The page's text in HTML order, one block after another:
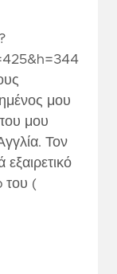
μου
μου
Τον
του (